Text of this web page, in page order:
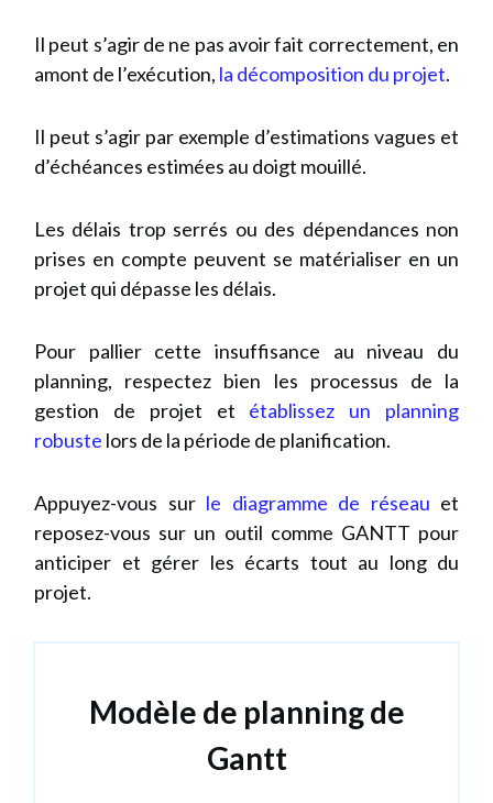
Il peut s’agir de ne pas avoir fait correctement, en
amont de l’exécution, la décomposition du projet.
Il peut s’agir par exemple d’estimations vagues et
d’échéances estimées au doigt mouillé.
Les délais trop serrés ou des dépendances non
prises en compte peuvent se matérialiser en un
projet qui dépasse les délais.
Pour pallier cette insuffisance au niveau du
planning, respectez bien les processus de la
gestion de projet et établissez un planning
robuste lors de la période de planification.
Appuyez-vous sur le diagramme de réseau et
reposez-vous sur un outil comme GANTT pour
anticiper et gérer les écarts tout au long du
projet.
Modèle de planning de
Gantt